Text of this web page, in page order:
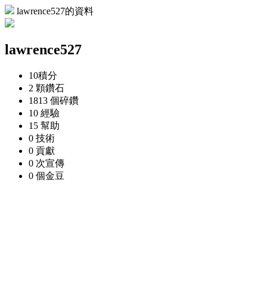
lawrence527的資料
lawrence527
10積分
2 顆鑽石
1813 個碎鑽
10 經驗
15 幫助
0 技術
0 貢獻
0 次宣傳
0 個金豆